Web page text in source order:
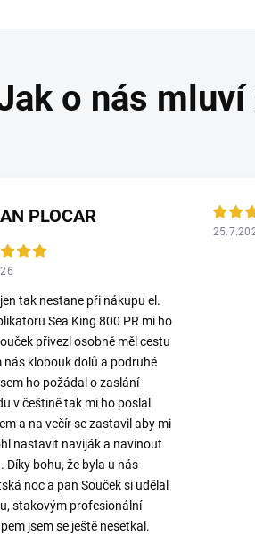
PLOCAR
tak nestane při nákupu el.
Sea King 800 PR mi ho
přivezl osobně měl cestu
nás klobouk dolů a podruhé
ho požádal o zaslání
v češtině tak mi ho poslal
a na večír se zastavil aby mi
nastavit naviják a navinout
Díky bohu, že byla u nás
noc a pan Souček si udělal
stakovým profesionální
jsem se ještě nesetkal.